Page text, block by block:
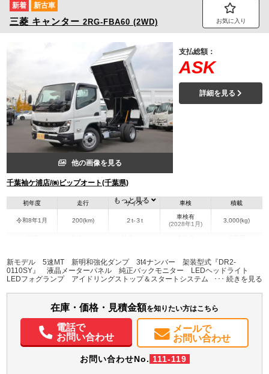
新着 新古車
三菱 キャンター 2RG-FBA60 (2WD) お気に入り
他の画像を見る
千葉袖ケ浦店/㈱ビップオート(千葉県)
支払総額：
ASK
詳細を見る
初年度
令和8年1月
走行
200(km)
サイズ
２t-３t
車検
車検有
(2028年1月)
積載
3,000(kg)
千葉県 -
W:1,695
H:1,980
パワステ パワーウィンドウ ABS エアバッグ
集中ドアロック
電動格納ミラー
バックモニター
取扱説明書（一部含む）
メンテナンスノート（保証書）
もっと見る
新モデル 5速MT 新明和強化ダンプ 3t4ナンバー 架装型式『DR2-
0110SY』 液晶メーターパネル 純正バックモニター LEDヘッドライト
LEDフォグランプ アイドリングストップ＆スタートシステム アクティブサ
Bluetooth 左電動格納ミラー
在庫・価格・見積金額を知りたい方はこちら
電話で
お問い合わせ
メールで
お問い合わせ
お問い合わせNo. 111-119